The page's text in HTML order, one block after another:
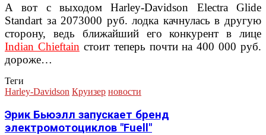
А вот с выходом Harley-Davidson Electra Glide
Standart за 2073000 руб. лодка качнулась в другую
сторону, ведь ближайший его конкурент в лице
Indian Chieftain стоит теперь почти на 400 000 руб.
дороже…
Теги
Harley-Davidson Круизер новости
Эрик Бьюэлл запускает бренд
электромотоциклов "Fuell"